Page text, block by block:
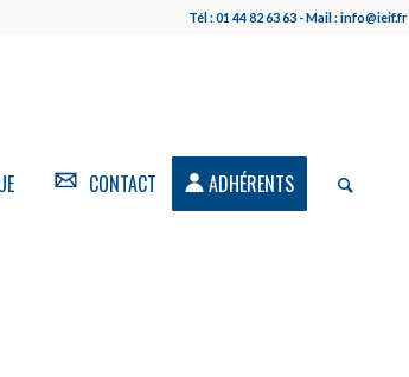
Tél : 01 44 82 63 63 - Mail : info@ieif.fr
CONTACT ADHÉRENTS